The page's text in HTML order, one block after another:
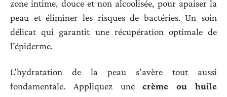
zone intime, douce et non alcoolisée, pour apaiser la
peau et éliminer les risques de bactéries. Un soin
délicat qui garantit une récupération optimale de
l’épiderme.
L’hydratation de la peau s’avère tout aussi
fondamentale. Appliquez unecrème ou huile